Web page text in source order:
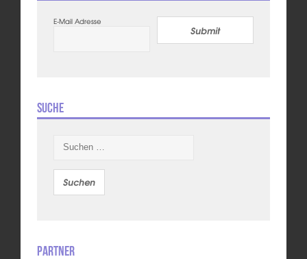
E-Mail Adresse
Submit
Suche
nach:
Partner